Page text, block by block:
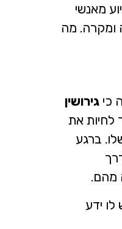
מאנשי
ומקרה. מה
כי גירושין
לחיות את
ברגע
מהם.
לו ידע